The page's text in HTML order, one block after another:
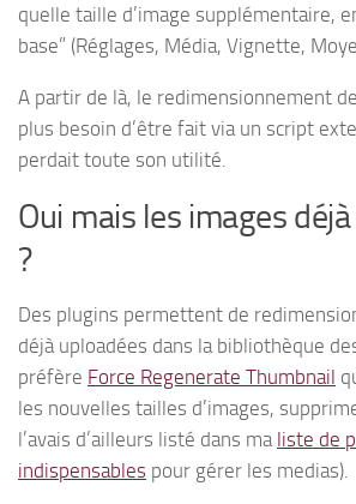
quelle taille d’image supplémentaire,
base” (Réglages, Média, Vignette,
A partir de là, le redimensionnement
plus besoin d’être fait via un script
perdait toute son utilité.
Oui mais les images
?
Des plugins permettent de
déjà uploadées dans la bibliothèque
préfère Force Regenerate Thumbnail
les nouvelles tailles d’images,
l’avais d’ailleurs listé dans ma liste de
indispensables pour gérer les medias).